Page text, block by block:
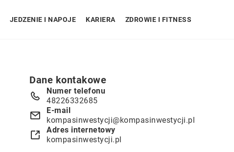
JEDZENIE I NAPOJE KARIERA ZDROWIE I FITNESS
Dane kontakowe
Numer telefonu
48226332685
E-mail
kompasinwestycji@kompasinwestycji.pl
Adres internetowy
kompasinwestycji.pl